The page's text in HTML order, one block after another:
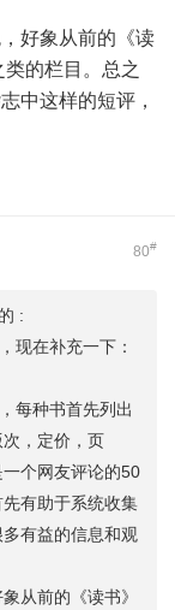
好象从前的《读
类的栏目。总之
中这样的短评，
80#
:
现在补充一下：
每种书首先列出
，定价，页
个网友评论的50
有助于系统收集
有益的信息和观
从前的《读书》